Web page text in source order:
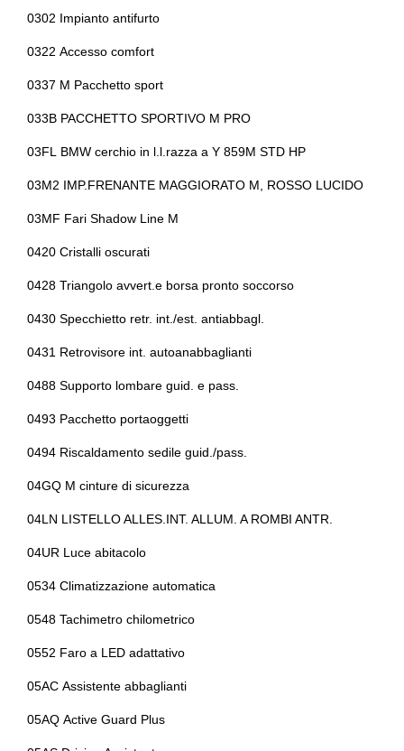
Freni sportivi
Freno di stazionamento elettrico
Illuminazione abitacolo
Impianto audio con touchscreen
Indicatore cambio marcia
Inserti in acciaio esterni
Interni personalizzazione colori
Maniglie esterne in tinta
Pacchetto
Pacchetto sicurezza
Paraurti in tinta
Personalizzazioni linea e stile
Portabicchiere
Presa 12v aggiuntiva
Radio dab
Regolatore di velocità - cruise control
Bullone antifurto
Cambio automatico
Cassetto portaoggetti
Cerchi in lega da 18
Cerchi in lega da 19
Chiavi e telecomandi
Cinture di sicurezza
Climatizzatore automatico a tre zone
Comandi al volante
Console centrale multifunzione
Controllo della stabilità
Cornering brake control
Cromature esterne
Fari a led
Fari automatici
0302 Impianto antifurto
0322 Accesso comfort
0337 M Pacchetto sport
033B PACCHETTO SPORTIVO M PRO
03FL BMW cerchio in l.l.razza a Y 859M STD HP
03M2 IMP.FRENANTE MAGGIORATO M, ROSSO LUCIDO
03MF Fari Shadow Line M
0420 Cristalli oscurati
0428 Triangolo avvert.e borsa pronto soccorso
0430 Specchietto retr. int./est. antiabbagl.
0431 Retrovisore int. autoanabbaglianti
0488 Supporto lombare guid. e pass.
0493 Pacchetto portaoggetti
0494 Riscaldamento sedile guid./pass.
04GQ M cinture di sicurezza
04LN LISTELLO ALLES.INT. ALLUM. A ROMBI ANTR.
04UR Luce abitacolo
0534 Climatizzazione automatica
0548 Tachimetro chilometrico
0552 Faro a LED adattativo
05AC Assistente abbaglianti
05AQ Active Guard Plus